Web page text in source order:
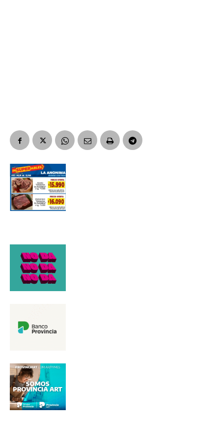
Nombre
Apellidos
Número de teléfono